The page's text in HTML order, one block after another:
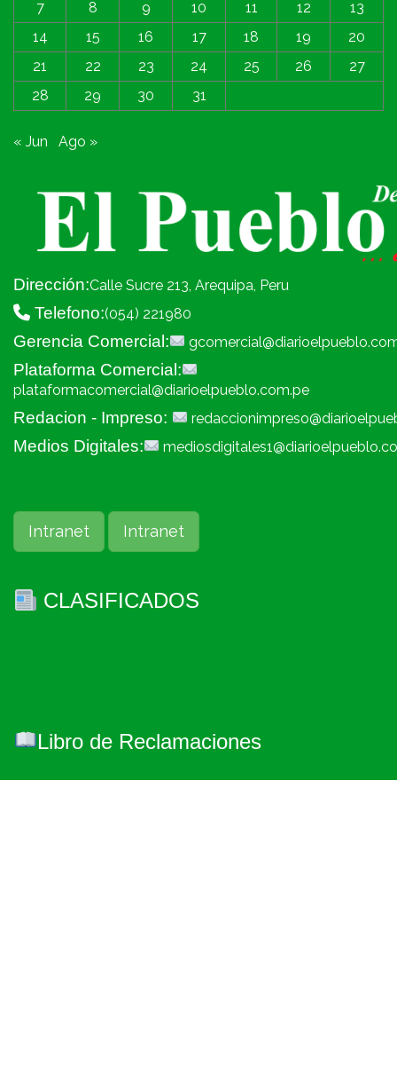
7 8 9 10 11 12
13
14
15 16 17 18 19
20
21
22 23 24 25 26
27
28
29 30 31
« Jun Ago »
Dirección:Calle Sucre 213, Arequipa, Peru
Telefono:(054) 221980
Gerencia Comercial:
Plataforma Comercial:
plataformacomercial@diarioelpueblo.com.pe
Redacion - Impreso:
Medios Digitales:
Intranet Intranet
CLASIFICADOS
Libro de Reclamaciones